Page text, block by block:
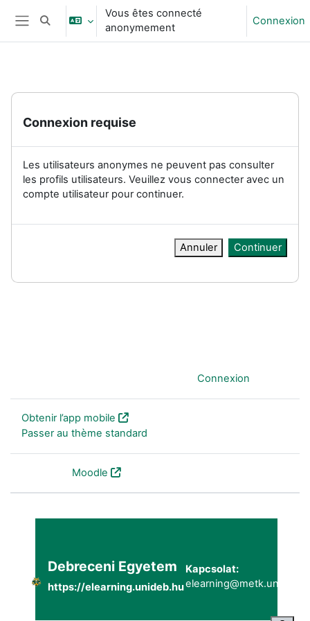
Passer au contenu principal
Panneau latéral
Activer/désactiver la saisie de recherche
Vous êtes connecté
anonymement
Connexion
Connexion requise
Les utilisateurs anonymes ne peuvent pas consulter
les profils utilisateurs. Veuillez vous connecter avec un
compte utilisateur pour continuer.
Annuler Continuer
Connexion
Obtenir l’app mobile
Passer au thème standard
Moodle
Debreceni Egyetem
https://elearning.unideb.hu
Kapcsolat: